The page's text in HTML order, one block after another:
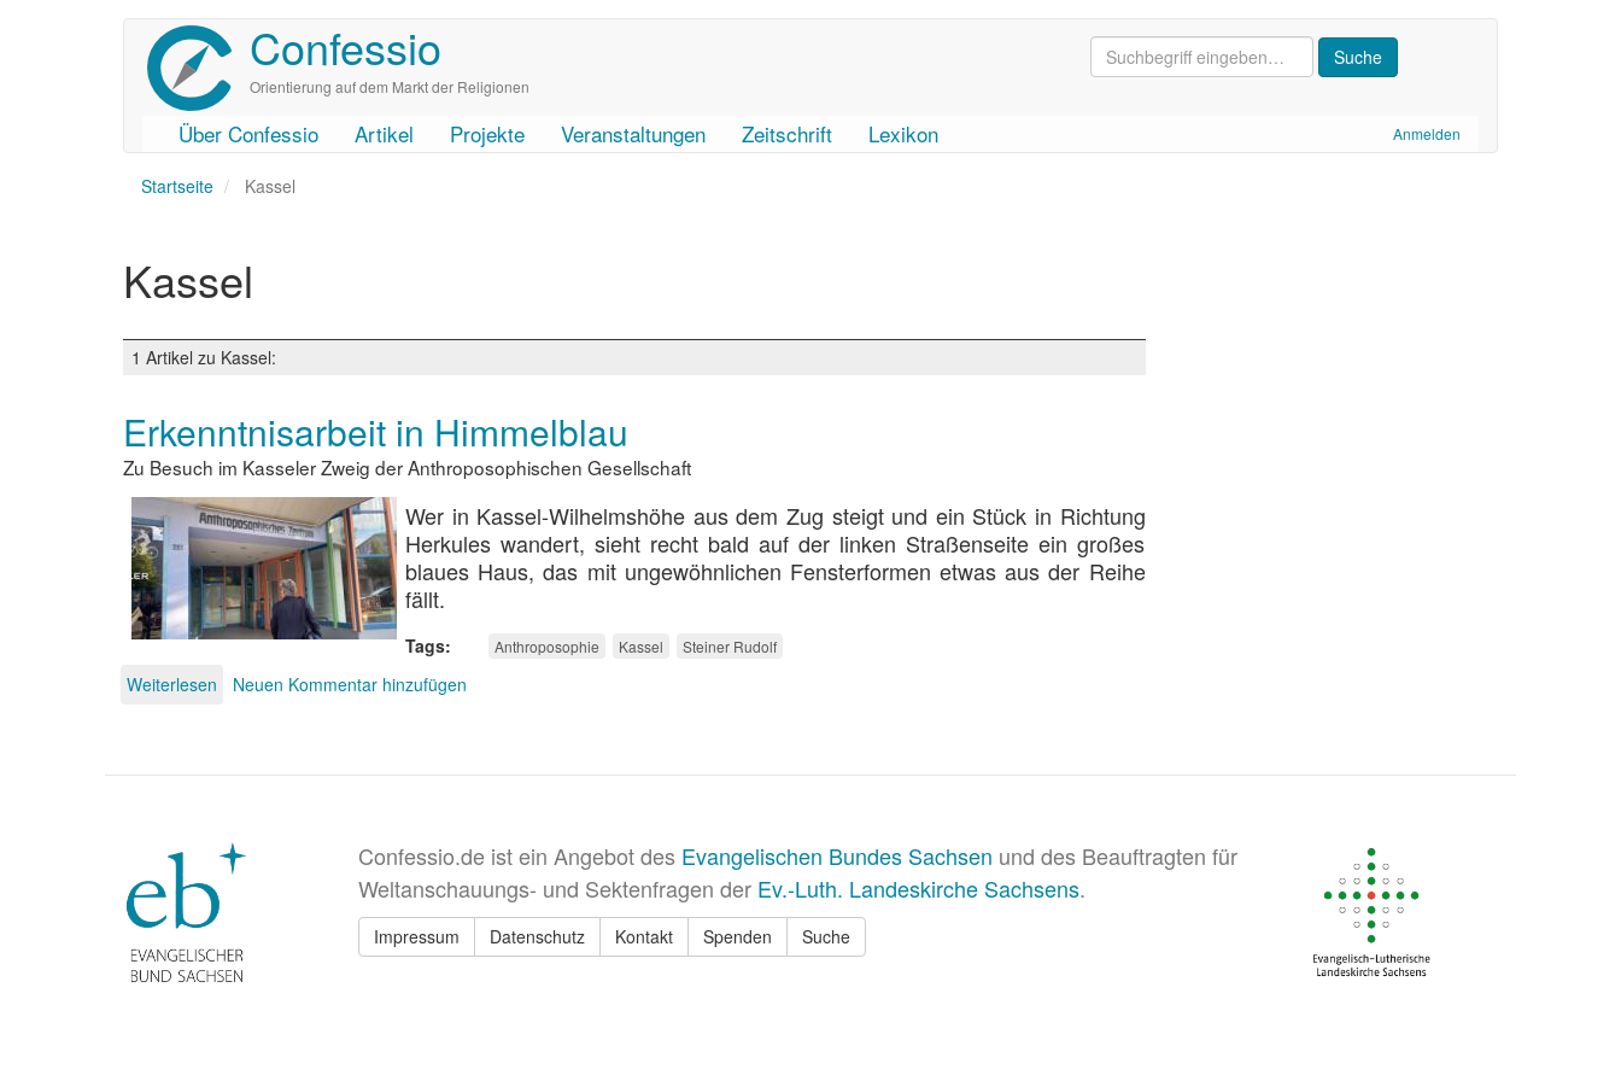
Confessio
Orientierung auf dem Markt der Religionen
User
account
Anmelden
Main
navigation
Über Confessio Artikel Projekte Veranstaltungen Zeitschrift Lexikon
Startseite Kassel
Kassel
1 Artikel zu Kassel:
Erkenntnisarbeit in Himmelblau
Zu Besuch im Kasseler Zweig der Anthroposophischen Gesellschaft
Wer in Kassel-Wilhelmshöhe aus dem Zug steigt und ein Stück in Richtung
Herkules wandert, sieht recht bald auf der linken Straßenseite ein großes
blaues Haus, das mit ungewöhnlichen Fensterformen etwas aus der Reihe
fällt.
Tags Anthroposophie Kassel Steiner Rudolf
Weiterlesen über
Neuen Kommentar hinzufügen
Confessio.de ist ein Angebot des Evangelischen Bundes Sachsen und des Beauftragten für
Weltanschauungs- und Sektenfragen der Ev.-Luth. Landeskirche Sachsens.
Impressum Datenschutz Kontakt Spenden Suche